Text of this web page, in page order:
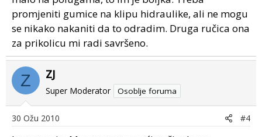
promjeniti gumice na klipu hidraulike, ali ne mogu
se nikako nakaniti da to odradim. Druga ručica ona
za prikolicu mi radi savršeno.
Z ZJ
Super Moderator Osoblje foruma
30 Ožu 2010 #4